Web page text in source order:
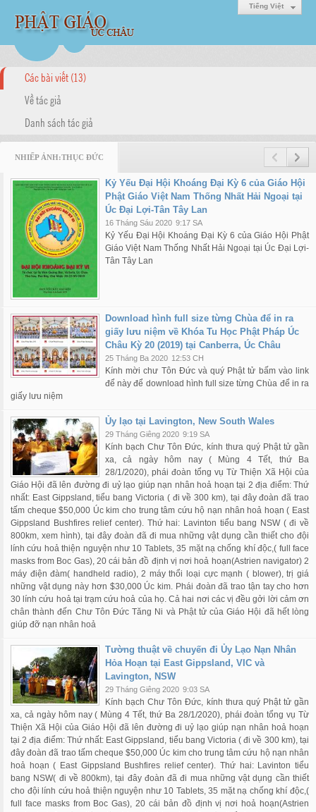
Tiếng Việt
Các bài viết (13)
Về tác giả
Danh sách tác giả
NHIẾP ẢNH:THỤC ĐỨC
Kỷ Yếu Đại Hội Khoáng Đại Kỳ 6 của Giáo Hội
Phật Giáo Việt Nam Thống Nhất Hải Ngoại tại
Úc Đại Lợi-Tân Tây Lan
16 Tháng Sáu 2020 9:17 SA
Kỷ Yếu Đại Hội Khoáng Đại Kỳ 6 của Giáo Hội Phật
Giáo Việt Nam Thống Nhất Hải Ngoại tại Úc Đại Lợi-
Tân Tây Lan
Download hình full size từng Chùa để in ra
giấy lưu niệm về Khóa Tu Học Phật Pháp Úc
Châu Kỳ 20 (2019) tại Canberra, Úc Châu
25 Tháng Ba 2020 12:53 CH
Kính mời chư Tôn Đức và quý Phật tử bấm vào link
để này để download hình full size từng Chùa để in ra
giấy lưu niệm
Ủy lạo tại Lavington, New South Wales
29 Tháng Giêng 2020 9:19 SA
Kính bạch Chư Tôn Đức, kính thưa quý Phật tử gần
xa, cả ngày hôm nay ( Mùng 4 Tết, thứ Ba
28/1/2020), phái đoàn tổng vụ Từ Thiện Xã Hội của
Giáo Hội đã lên đường đi uỷ lạo giúp nạn nhân hoả hoạn tại 2 địa điểm: Thứ
nhất: East Gippsland, tiểu bang Victoria ( đi về 300 km), tại đây đoàn đã trao
tấm cheque $50,000 Úc kim cho trung tâm cứu hộ nạn nhân hoả hoạn ( East
Gippsland Bushfires relief center). Thứ hai: Lavinton tiểu bang NSW ( đi về
800km, xem hình), tại đây đoàn đã đi mua những vật dụng cần thiết cho đội
lính cứu hoả thiện nguyện như 10 Tablets, 35 mặt nạ chống khí độc,( full face
masks from Boc Gas), 20 cái bản đồ định vị nơi hoả hoạn(Astrien navigator) 2
máy điện đàm( handheld radio), 2 máy thổi loại cực mạnh ( blower), trị giá
những vật dụng này hơn $30,000 Úc kim. Phái đoàn đã trao tận tay cho hơn
30 lính cứu hoả tại trạm cứu hoả của họ. Cả hai nơi các vị đều gởi lời cảm ơn
chân thành đến Chư Tôn Đức Tăng Ni và Phật tử của Giáo Hội đã hết lòng
giúp đỡ nạn nhân hoả
Tường thuật về chuyến đi Ủy Lạo Nạn Nhân
Hỏa Hoạn tại East Gippsland, VIC và
Lavington, NSW
29 Tháng Giêng 2020 9:03 SA
Kính bạch Chư Tôn Đức, kính thưa quý Phật tử gần
xa, cả ngày hôm nay ( Mùng 4 Tết, thứ Ba 28/1/2020), phái đoàn tổng vụ Từ
Thiện Xã Hội của Giáo Hội đã lên đường đi uỷ lạo giúp nạn nhân hoả hoạn
tại 2 địa điểm: Thứ nhất: East Gippsland, tiểu bang Victoria ( đi về 300 km), tại
đây đoàn đã trao tấm cheque $50,000 Úc kim cho trung tâm cứu hộ nạn nhân
hoả hoạn ( East Gippsland Bushfires relief center). Thứ hai: Lavinton tiểu
bang NSW( đi về 800km), tại đây đoàn đã đi mua những vật dụng cần thiết
cho đội lính cứu hoả thiện nguyện như 10 Tablets, 35 mặt nạ chống khí độc,(
full face masks from Boc Gas), 20 cái bản đồ định vị nơi hoả hoạn(Astrien